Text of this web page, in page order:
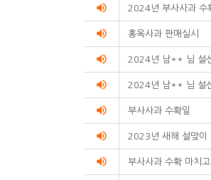
순번
제목
작성자
작성일
조회수를
리스트화한
테이블입니다.
volume_up 2024년 부사사과 수
volume_up 홍옥사과 판매실시
volume_up 2024년 남** 님 설
volume_up 2024년 남** 님 설
volume_up 부사사과 수확일
volume_up 2023년 새해 설맞이
volume_up 부사사과 수확 마치